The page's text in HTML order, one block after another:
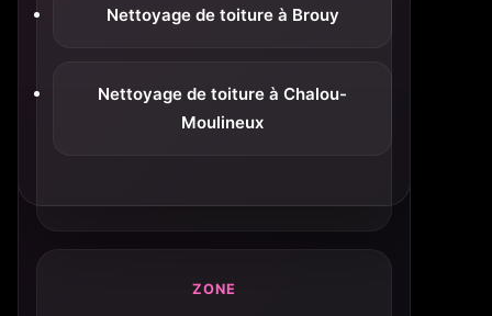
Nettoyage de toiture à Brouy
Nettoyage de toiture à Chalou-
Moulineux
ZONE